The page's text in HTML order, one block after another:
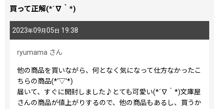
買って正解(*´∇｀*)
2023年09月 05 日 19:38
ryumama さん
他の商品を買いながら、何となく気になって仕方なかったこ
ちらの商品(*'▽'*)
届いて、すぐに開封しました♪とても可愛い(*´∇｀*)文庫屋
さんの商品が値上がりするので、他の商品もあるし、買うか